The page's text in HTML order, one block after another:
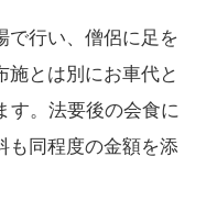
で行い、僧侶に足を
施とは別にお車代と
す。法要後の会食に
も同程度の金額を添